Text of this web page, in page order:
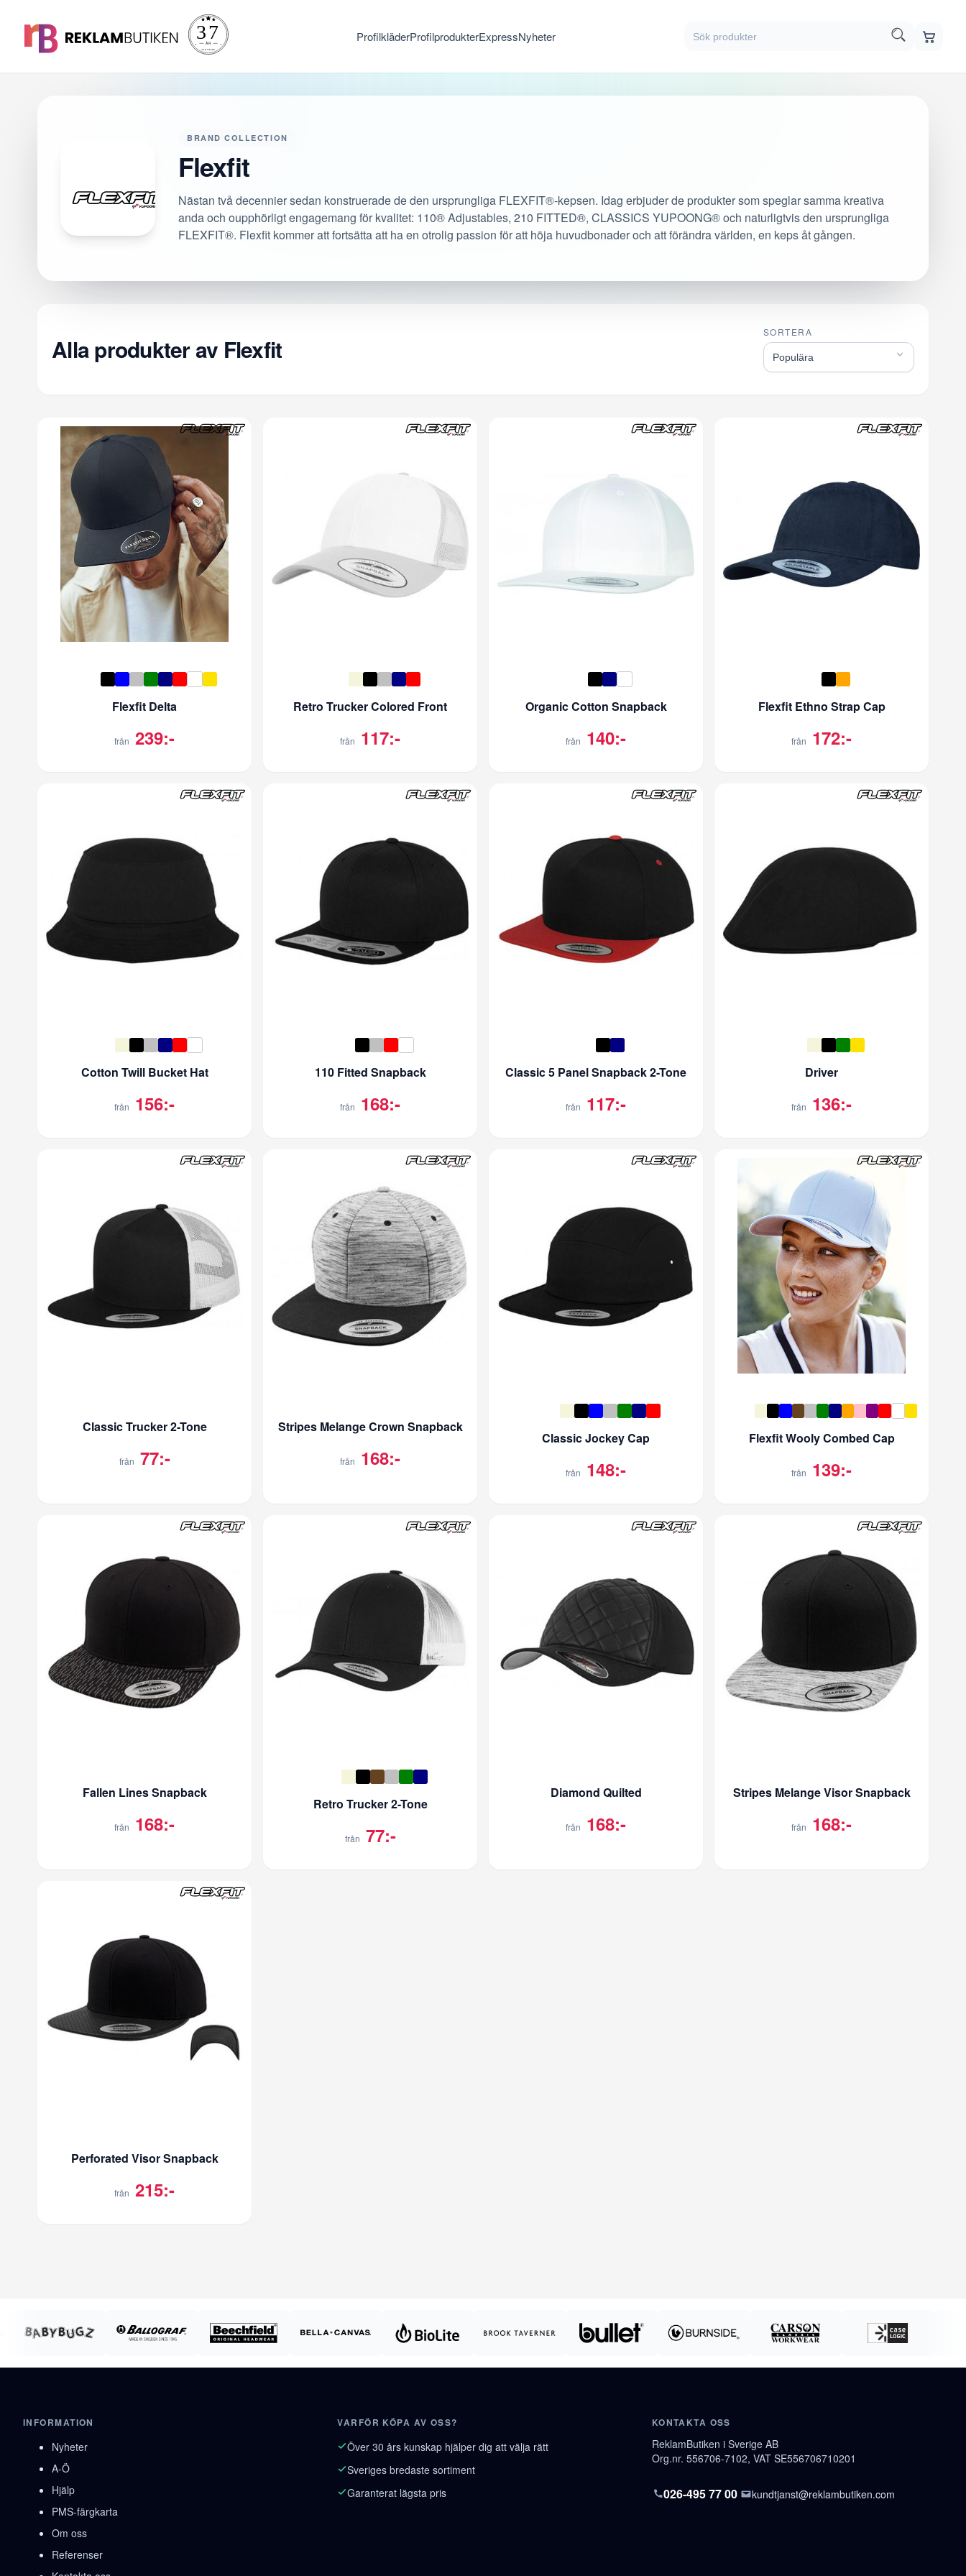
ProfilkläderProfilprodukterExpressNyheter
BRAND COLLECTION
Flexfit
Nästan två decennier sedan konstruerade de den ursprungliga FLEXFIT®-kepsen. Idag erbjuder de produkter som speglar samma kreativa
anda och oupphörligt engagemang för kvalitet: 110® Adjustables, 210 FITTED®, CLASSICS YUPOONG® och naturligtvis den ursprungliga
FLEXFIT®. Flexfit kommer att fortsätta att ha en otrolig passion för att höja huvudbonader och att förändra världen, en keps åt gången.
Alla produkter av Flexfit
SORTERA
Flexfit Delta
från 239:-
Retro Trucker Colored Front
från 117:-
Organic Cotton Snapback
från 140:-
Flexfit Ethno Strap Cap
från 172:-
Cotton Twill Bucket Hat
från 156:-
110 Fitted Snapback
från 168:-
Classic 5 Panel Snapback 2-Tone
från 117:-
Driver
från 136:-
Classic Trucker 2-Tone
från 77:-
Stripes Melange Crown Snapback
från 168:-
Classic Jockey Cap
från 148:-
Flexfit Wooly Combed Cap
från 139:-
Fallen Lines Snapback
från 168:-
Retro Trucker 2-Tone
från 77:-
Diamond Quilted
från 168:-
Stripes Melange Visor Snapback
från 168:-
Perforated Visor Snapback
från 215:-
INFORMATION
Nyheter
A-Ö
Hjälp
PMS-färgkarta
Om oss
Referenser
VARFÖR KÖPA AV OSS?
Över 30 års kunskap hjälper dig att välja rätt
Sveriges bredaste sortiment
Garanterat lägsta pris
KONTAKTA OSS
ReklamButiken i Sverige AB
Org.nr. 556706-7102, VAT SE556706710201
026-495 77 00 kundtjanst@reklambutiken.com